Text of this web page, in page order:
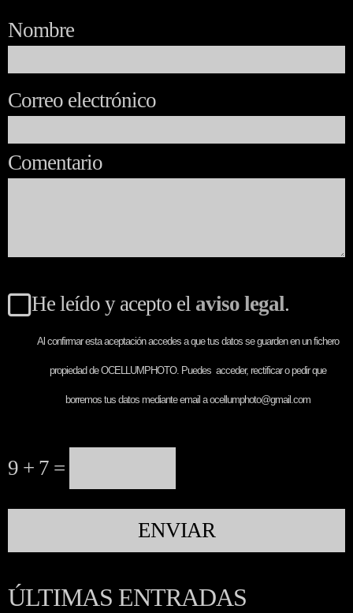
Nombre
Correo electrónico
Comentario
He leído y acepto el aviso legal.
Al confirmar esta aceptación accedes a que tus datos se guarden en un fichero
propiedad de OCELLUMPHOTO. Puedes acceder, rectificar o pedir que
borremos tus datos mediante email a ocellumphoto@gmail.com
9 + 7 =
ÚLTIMAS ENTRADAS